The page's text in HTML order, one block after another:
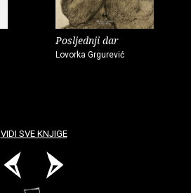
Posljednji dar
Lovorka Grgurević
VIDI SVE KNJIGE